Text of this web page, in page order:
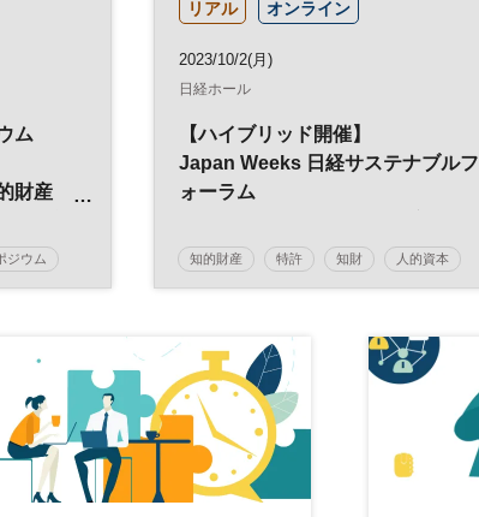
ム
財産
ジウム
リアル オンライン
2023/10/2(月)
日経ホール
【ハイブリッド開催】
Japan Weeks 日経サステナブルフ
ォーラム
ジウム／世界の機関投資家の潮流
知的財産 特許 知財 人的資本
法務 参加無料